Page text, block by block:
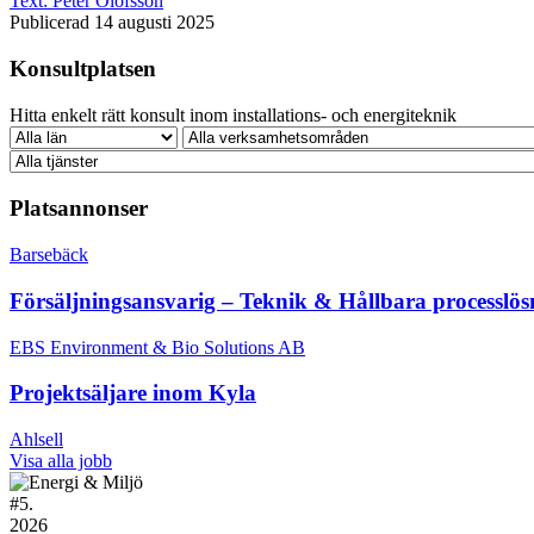
Publicerad 14 augusti 2025
Konsultplatsen
Hitta enkelt rätt konsult inom installations- och energiteknik
Platsannonser
Barsebäck
Försäljningsansvarig – Teknik & Hållbara
EBS Environment & Bio Solutions AB
Projektsäljare inom Kyla
Ahlsell
Visa alla jobb
#5.
2026